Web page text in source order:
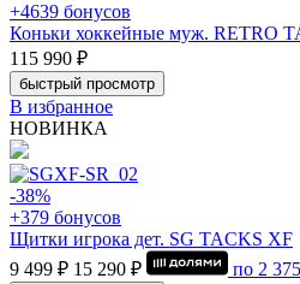
+4639 бонусов
Коньки хоккейные муж. RETRO
115 990 ₽
быстрый просмотр
В избранное
НОВИНКА
-38%
+379 бонусов
Щитки игрока дет. SG TACKS XF
9 499 ₽ 15 290 ₽ по 2 375